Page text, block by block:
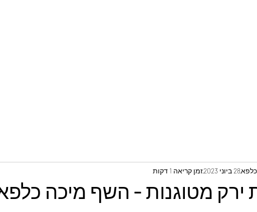
ירק מטוגנות - השף מיכה
28 ביוני 2023 זמן קריאה 1 דקות